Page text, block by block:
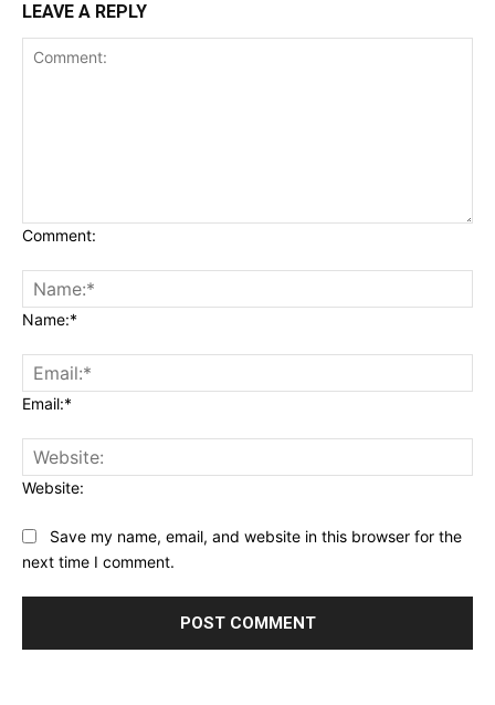
LEAVE A REPLY
Comment:
Name:*
Email:*
Website:
Save my name, email, and website in this browser for the
next time I comment.